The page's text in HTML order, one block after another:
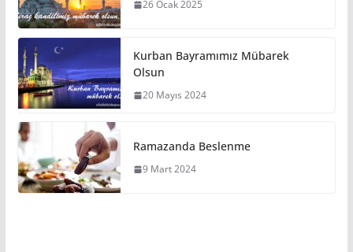
26 Ocak 2025
Kurban Bayramımız Mübarek
Olsun
20 Mayıs 2024
Ramazanda Beslenme
9 Mart 2024